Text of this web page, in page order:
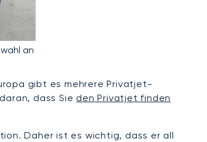
an
gibt es mehrere Privatjet-
dass Sie den Privatjet finden
Daher ist es wichtig, dass er all